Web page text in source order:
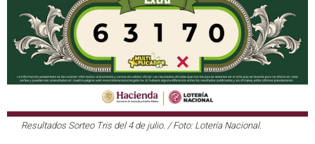
Resultados Sorteo Tris del 4 de julio. / Foto: Lotería Nacional.